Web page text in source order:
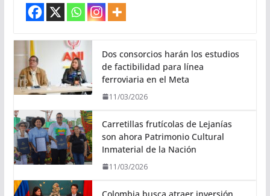
Dos consorcios harán los estudios
de factibilidad para línea
ferroviaria en el Meta
11/03/2026
Carretillas frutícolas de Lejanías
son ahora Patrimonio Cultural
Inmaterial de la Nación
11/03/2026
Colombia busca atraer inversión